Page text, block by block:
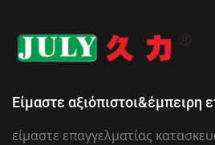
Είμαστε αξιόπιστοι&έμπειρη
είμαστε επαγγελματίας